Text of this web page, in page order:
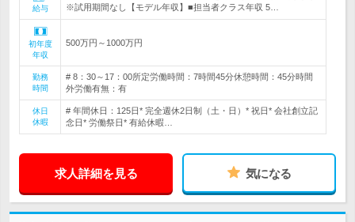
給与
※試用期間なし【モデル年収】■担当者クラス年収 5…
初年度
年収
500万円～1000万円
勤務
時間
# 8：30～17：00所定労働時間：7時間45分休憩時間：45分時間
外労働有無：有
休日
休暇
# 年間休日：125日* 完全週休2日制（土・日）* 祝日* 会社創立記
念日* 労働祭日* 有給休暇…
求人詳細を見る 気になる